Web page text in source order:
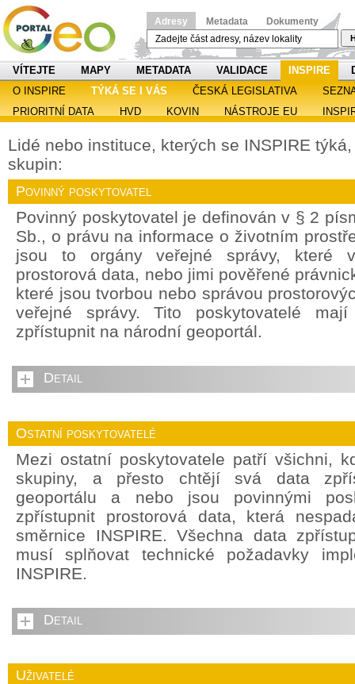
Adresy Metadata Dokumenty
VÍTEJTE MAPY METADATA VALIDACE INSPIRE
O INSPIRE
TÝKÁ SE I VÁS ČESKÁ LEGISLATIVA
PRIORITNÍ DATA
HVD KOVIN NÁSTROJE EU
Lidé nebo instituce, kterých se INSPIRE
skupin:
Povinný poskytovatel
Povinný poskytovatel je definován v § 2
Sb., o právu na informace o životním
jsou to orgány veřejné správy, které
prostorová data, nebo jimi pověřené
které jsou tvorbou nebo správou
veřejné správy. Tito poskytovatelé
zpřístupnit na národní geoportál.
Detail
Ostatní poskytovatelé
Mezi ostatní poskytovatele patří všichni,
skupiny, a přesto chtějí svá data
geoportálu a nebo jsou povinnými
zpřístupnit prostorová data, která
směrnice INSPIRE. Všechna data
musí splňovat technické požadavky
INSPIRE.
Detail
Uživatelé